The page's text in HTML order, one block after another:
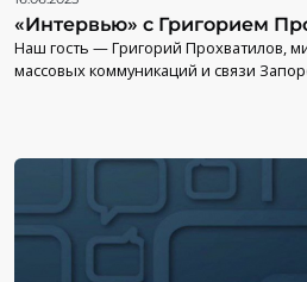
«Интервью» с Григорием
Наш гость — Григорий Прохватилов,
массовых коммуникаций и связи